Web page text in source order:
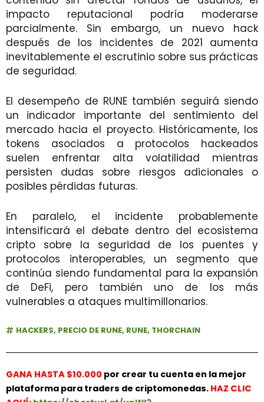
impacto reputacional podría moderarse
parcialmente. Sin embargo, un nuevo hack
después de los incidentes de 2021 aumenta
inevitablemente el escrutinio sobre sus prácticas
de seguridad.
El desempeño de RUNE también seguirá siendo
un indicador importante del sentimiento del
mercado hacia el proyecto. Históricamente, los
tokens asociados a protocolos hackeados
suelen enfrentar alta volatilidad mientras
persisten dudas sobre riesgos adicionales o
posibles pérdidas futuras.
En paralelo, el incidente probablemente
intensificará el debate dentro del ecosistema
cripto sobre la seguridad de los puentes y
protocolos interoperables, un segmento que
continúa siendo fundamental para la expansión
de DeFi, pero también uno de los más
vulnerables a ataques multimillonarios.
HACKERS, PRECIO DE RUNE, RUNE, THORCHAIN
GANA HASTA $10.000 por crear tu cuenta en la mejor
plataforma para traders de criptomonedas. HAZ CLIC